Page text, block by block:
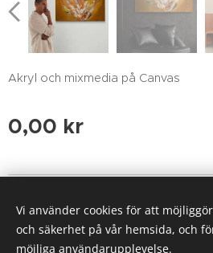
Akryl och mixmedia på Canvas
0,00 kr
Cookies
Vi använder cookies för att
och säkerhet på vår hemsida, och
möjliga användarupplevelse.